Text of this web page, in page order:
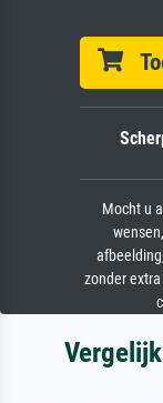
Mocht u
zonder